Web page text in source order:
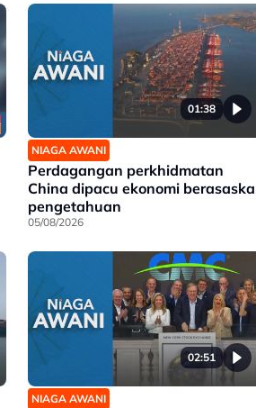
01:38
NIAGA AWANI
Perdagangan perkhidmatan
China dipacu ekonomi
pengetahuan
05/08/2026
02:51
NIAGA AWANI